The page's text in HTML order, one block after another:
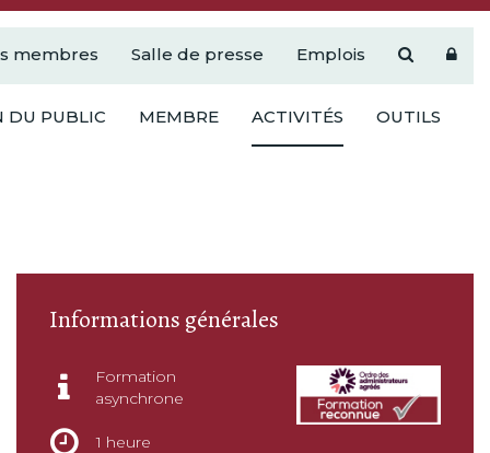
membres Salle de presse Emplois
DU PUBLIC MEMBRE ACTIVITÉS OUTILS
Informations générales
Formation
asynchrone
1 heure